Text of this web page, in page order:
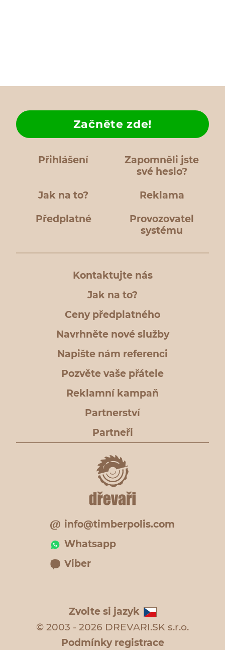
Přihlášení
Zapomněli jste
své heslo?
Jak na to?
Začněte zde!
Reklama
Předplatné
Provozovatel
systému
Kontaktujte nás
Jak na to?
Ceny předplatného
Navrhněte nové služby
Napište nám referenci
Pozvěte vaše přátele
Reklamní kampaň
Partnerství
Partneři
info@timberpolis.com
Whatsapp
Viber
Zvolte si jazyk
© 2003 - 2026 DREVARI.SK s.r.o.
Podmínky registrace